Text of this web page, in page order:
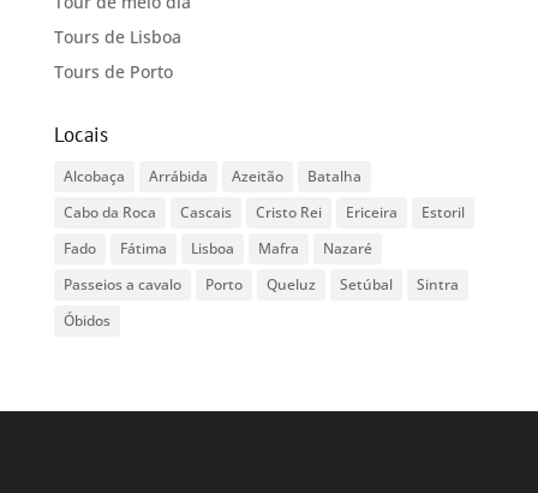
Tours de Lisboa
Tours de Porto
Locais
Alcobaça Arrábida Azeitão
Batalha
Cabo da Roca
Cascais Cristo Rei Ericeira
Estoril
Fado
Fátima Lisboa Mafra
Nazaré
Passeios a cavalo
Porto Queluz Setúbal
Sintra
Óbidos